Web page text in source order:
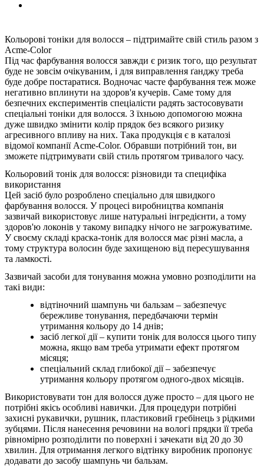
Кольорові тоніки для волосся – підтримайте свій стиль разом з
Acme-Color
Під час фарбування волосся завжди є ризик того, що результат
буде не зовсім очікуваним, і для виправлення ґанджу треба
буде добре постаратися. Водночас часте фарбування теж може
негативно вплинути на здоров'я кучерів. Саме тому для
безпечних експериментів спеціалісти радять застосовувати
спеціальні тоніки для волосся. З їхньою допомогою можна
дуже швидко змінити колір прядок без всякого ризику
агресивного впливу на них. Така продукція є в каталозі
відомої компанії Acme-Color. Обравши потрібний тон, ви
зможете підтримувати свій стиль протягом тривалого часу.
Кольоровий тонік для волосся: різновиди та специфіка
використання
Цей засіб було розроблено спеціально для швидкого
фарбування волосся. У процесі виробництва компанія
зазвичай використовує лише натуральні інгредієнти, а тому
здоров'ю локонів у такому випадку нічого не загрожуватиме.
У своєму складі краска-тонік для волосся має різні масла, а
тому структура волосин буде захищеною від пересушування
та ламкості.
Зазвичай засоби для тонування можна умовно розподілити на
такі види:
відтіночний шампунь чи бальзам – забезпечує
бережливе тонування, передбачаючи термін
утримання кольору до 14 днів;
засіб легкої дії – купити тонік для волосся цього типу
можна, якщо вам треба утримати ефект протягом
місяця;
спеціальний склад глибокої дії – забезпечує
утримання кольору протягом одного-двох місяців.
Використовувати тон для волосся дуже просто – для цього не
потрібні якісь особливі навички. Для процедури потрібні
захисні рукавички, рушник, пластиковий гребінець з рідкими
зубцями. Після нанесення речовини на вологі прядки її треба
рівномірно розподілити по поверхні і зачекати від 20 до 30
хвилин. Для отримання легкого відтінку виробник пропонує
додавати до засобу шампунь чи бальзам.